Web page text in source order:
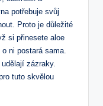
potřebuje svůj
Proto je důležité
si přinesete aloe
ni postará sama.
zázraky.
tuto skvělou